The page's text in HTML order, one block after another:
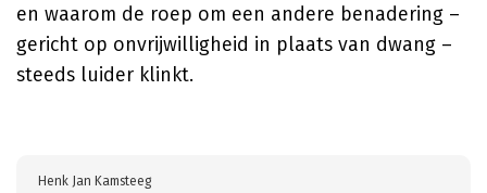
en waarom de roep om een andere benadering –
gericht op onvrijwilligheid in plaats van dwang –
steeds luider klinkt.
Henk Jan Kamsteeg